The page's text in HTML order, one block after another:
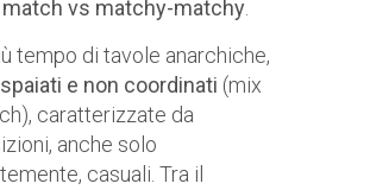
match vs matchy-matchy.
tempo di tavole anarchiche,
e non coordinati (mix
caratterizzate da
anche solo
casuali. Tra il